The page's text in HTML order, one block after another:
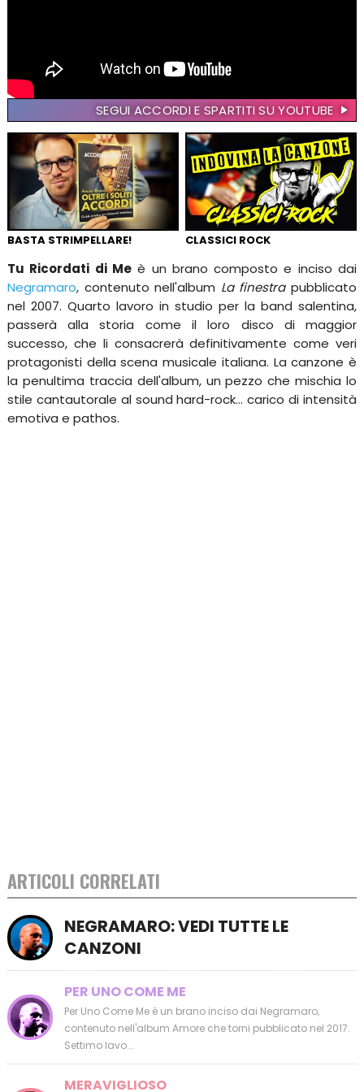
SEGUI ACCORDI E SPARTITI SU YOUTUBE
BASTA STRIMPELLARE! CLASSICI ROCK
Tu Ricordati di Meè un brano composto e inciso dai
Negramaro, contenuto nell'album La finestrapubblicato
nel 2007. Quarto lavoro in studio per la band salentina,
passerà alla storia come il loro disco di maggior
successo, che li consacrerà definitivamente come veri
protagonisti della scena musicale italiana. La canzone è
la penultima traccia dell'album, un pezzo che mischia lo
stile cantautorale al sound hard-rock... carico di intensità
emotiva e pathos.
ARTICOLI CORRELATI
NEGRAMARO: VEDI TUTTE LE
CANZONI
PER UNO COME ME
Per Uno Come Me è un brano inciso dai Negramaro,
contenuto nell'album Amore che torni pubblicato nel 2017.
Settimo lavo...
MERAVIGLIOSO